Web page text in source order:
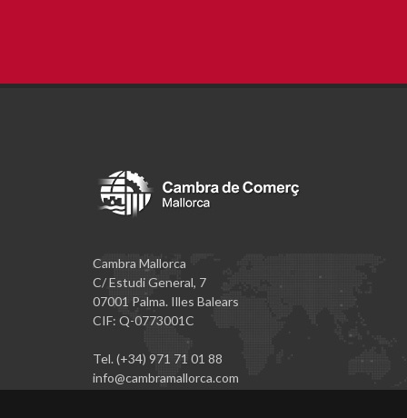
Cambra Mallorca
C/ Estudi General, 7
07001 Palma. Illes Balears
CIF: Q-0773001C
Tel. (+34) 971 71 01 88
info@cambramallorca.com